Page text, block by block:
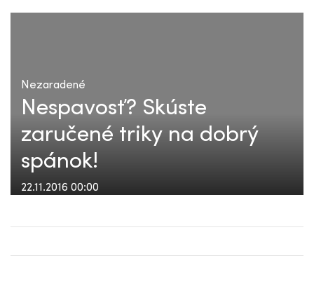
Nezaradené
Nespavosť? Skúste
zaručené triky na dobrý
spánok!
22.11.2016 00:00